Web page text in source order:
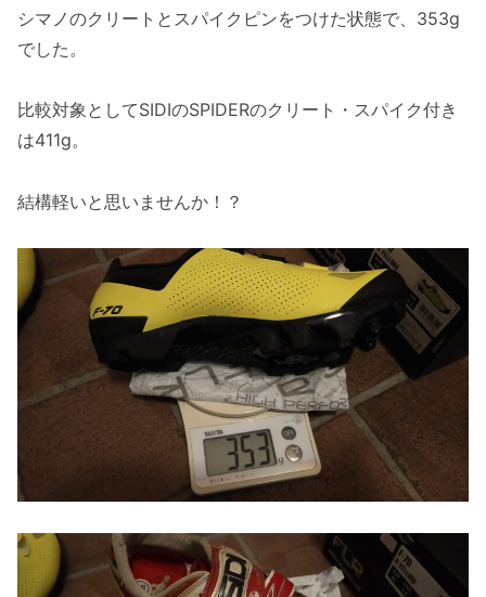
シマノのクリートとスパイクピンをつけた状態で、353g
でした。
比較対象としてSIDIのSPIDERのクリート・スパイク付き
は411g。
結構軽いと思いませんか！？